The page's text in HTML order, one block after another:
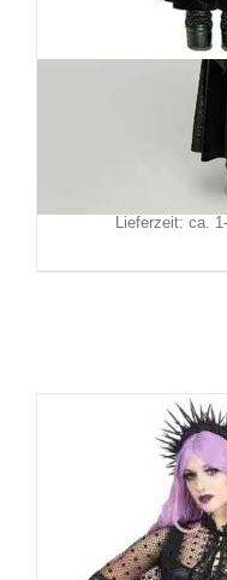
Punk Rave
Lieferzeit: ca.